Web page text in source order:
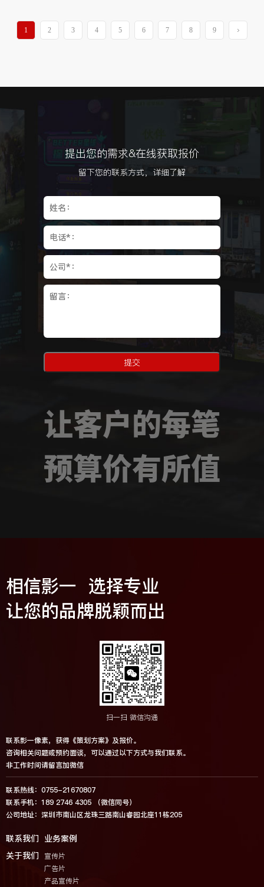
1 2 3 4 5 6 7 8 9
提出您的需求&在线获取报价
留下您的联系方式，详细了解
提交
让客户的每笔
预算价有所值
相信影一 选择专业
让您的品牌脱颖而出
扫一扫 微信沟通
联系影一像素，获得《策划方案》及报价。
咨询相关问题或预约面谈，可以通过以下方式与我们联系。
非工作时间请留言加微信
联系热线：0755-21670807
联系手机：189 2746 4305 （微信同号）
公司地址：深圳市南山区龙珠三路南山睿园北座11栋205
联系我们
关于我们
业务案例
宣传片
广告片
产品宣传片